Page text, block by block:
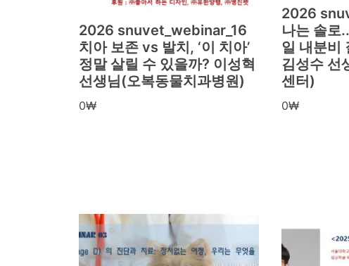
2026 snuvet_webinar_16
치아 보존 vs 발치, ‘이 치아’
정말 살릴 수 있을까? 이성혁
선생님(오복동물치과병원)
0₩
2026
나는 솔로
일 내분비
김성수 선
센터)
0₩